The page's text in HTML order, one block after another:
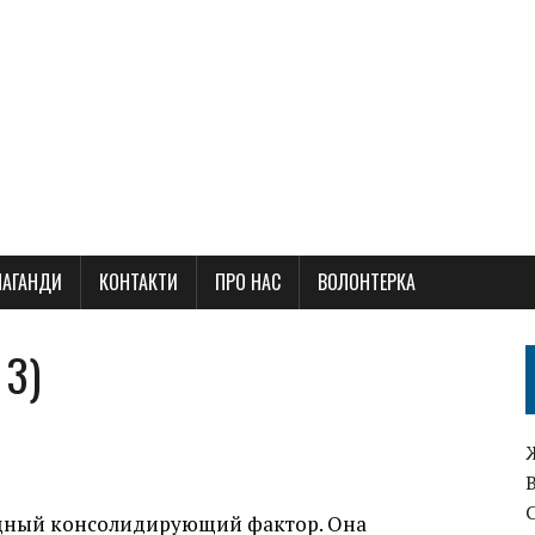
КОНТАКТИ ПРО НАС ВОЛОНТЕРКА
консолидирующий фактор. Она